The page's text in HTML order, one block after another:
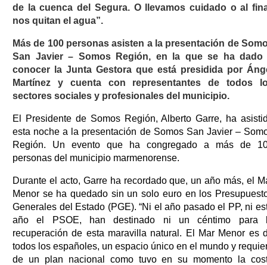
de la cuenca del Segura. O llevamos cuidado o al
nos quitan el agua”.
Más de 100 personas asisten a la presentación de
San Javier – Somos Región, en la que se ha dado
conocer la Junta Gestora que está presidida por
Martínez y cuenta con representantes de todos
sectores sociales y profesionales del municipio.
El Presidente de Somos Región, Alberto Garre, ha
esta noche a la presentación de Somos San Javier –
Región. Un evento que ha congregado a más de
personas del municipio marmenorense.
Durante el acto, Garre ha recordado que, un año más, el
Menor se ha quedado sin un solo euro en los
Generales del Estado (PGE). “Ni el año pasado el PP, ni
año el PSOE, han destinado ni un céntimo para
recuperación de esta maravilla natural. El Mar Menor es
todos los españoles, un espacio único en el mundo y
de un plan nacional como tuvo en su momento la